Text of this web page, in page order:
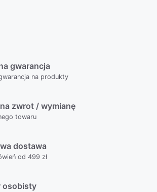
gwarancja
na produkty
zwrot / wymianę
towaru
dostawa
od 499 zł
osobisty